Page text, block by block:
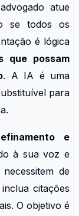
atue
se todos os
é lógica
que possam
. A IA é uma
para
e
à sua voz e
de
citações
O objetivo é